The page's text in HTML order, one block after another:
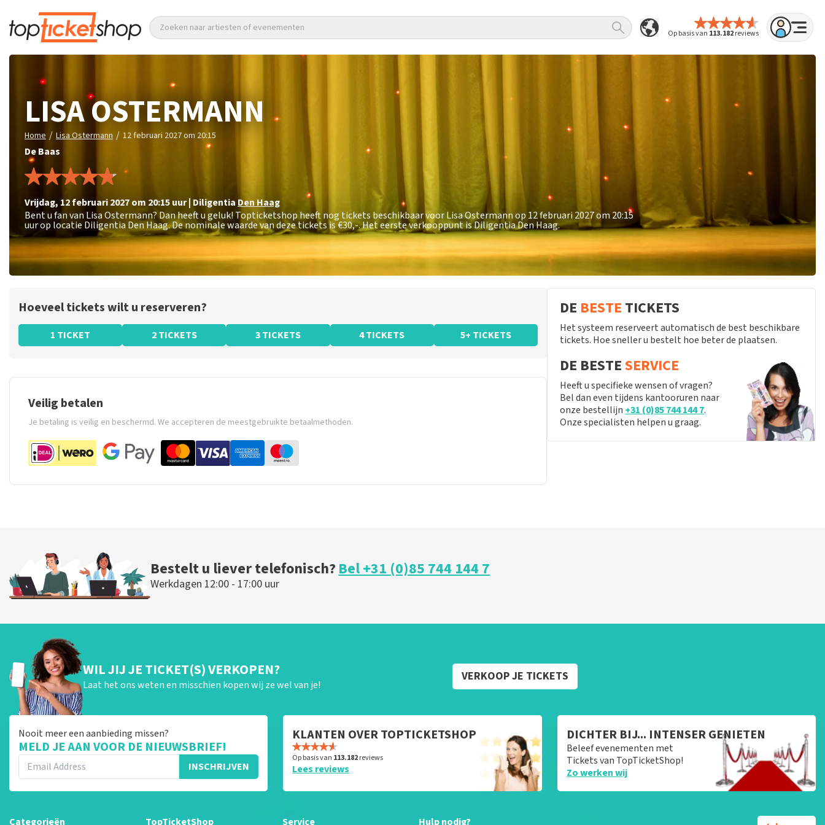
Op basis van 113.182reviews
Zoeken naar artiesten of evenementen
LISA OSTERMANN
Home / Lisa Ostermann / 12 februari 2027 om 20:15
De Baas
vrijdag, 12 februari 2027 om 20:15uur| Diligentia Den Haag
Bent u fan van Lisa Ostermann? Dan heeft u geluk! Topticketshop heeft nog tickets beschikbaar voor Lisa Ostermann op 12 februari 2027 om 20:15
uur op locatie Diligentia Den Haag. De nominale waarde van deze tickets is€30,-. Het eerste verkooppunt is Diligentia Den Haag.
Hoeveel tickets wilt u reserveren?
1 TICKET 2 TICKETS 3 TICKETS 4 TICKETS 5+ TICKETS
Veilig betalen
Je betaling is veilig en beschermd. We accepteren de meestgebruikte betaalmethoden.
DE BESTE TICKETS
Het systeem reserveert automatisch de best beschikbare
tickets. Hoe sneller u bestelt hoe beter de plaatsen.
DE BESTESERVICE
Heeft u specifieke wensen of vragen?
Bel dan even tijdens kantooruren naar
onze bestellijn +31 (0)85 744 144 7.
Onze specialisten helpen u graag.
Bestelt u liever telefonisch?Bel +31 (0)85 744 144 7
Werkdagen 12:00 - 17:00 uur
WIL JIJ JE TICKET(S) VERKOPEN?
Laat het ons weten en misschien kopen wij ze wel van je!
VERKOOP JE TICKETS
Nooit meer een aanbieding missen?
MELD JE AAN VOOR DE NIEUWSBRIEF!
INSCHRIJVEN
KLANTEN OVER TOPTICKETSHOP
Op basis van 113.182reviews
Lees reviews
DICHTER BIJ... INTENSER GENIETEN
Beleef evenementen met
Tickets van TopTicketShop!
Zo werken wij
Categorieën TopTicketShop Service Hulp nodig?